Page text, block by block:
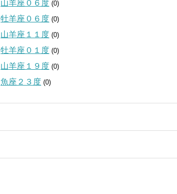
山羊座０６度 (0)
牡羊座０６度 (0)
山羊座１１度 (0)
牡羊座０１度 (0)
山羊座１９度 (0)
魚座２３度 (0)